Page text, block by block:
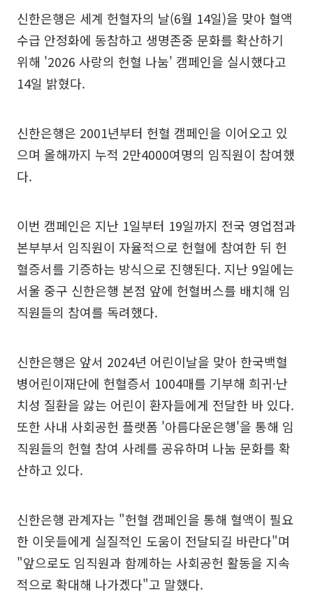
신한은행은 세계 헌혈자의 날(6월 14일)을 맞아 혈액
수급 안정화에 동참하고 생명존중 문화를 확산하기
위해 '2026 사랑의 헌혈 나눔' 캠페인을 실시했다고
14일 밝혔다.
신한은행은 2001년부터 헌혈 캠페인을 이어오고 있
으며 올해까지 누적 2만4000여명의 임직원이 참여했
다.
이번 캠페인은 지난 1일부터 19일까지 전국 영업점과
본부부서 임직원이 자율적으로 헌혈에 참여한 뒤 헌
혈증서를 기증하는 방식으로 진행된다. 지난 9일에는
서울 중구 신한은행 본점 앞에 헌혈버스를 배치해 임
직원들의 참여를 독려했다.
신한은행은 앞서 2024년 어린이날을 맞아 한국백혈
병어린이재단에 헌혈증서 1004매를 기부해 희귀·난
치성 질환을 앓는 어린이 환자들에게 전달한 바 있다.
또한 사내 사회공헌 플랫폼 '아름다운은행'을 통해 임
직원들의 헌혈 참여 사례를 공유하며 나눔 문화를 확
산하고 있다.
신한은행 관계자는 "헌혈 캠페인을 통해 혈액이 필요
한 이웃들에게 실질적인 도움이 전달되길 바란다"며
"앞으로도 임직원과 함께하는 사회공헌 활동을 지속
적으로 확대해 나가겠다"고 말했다.